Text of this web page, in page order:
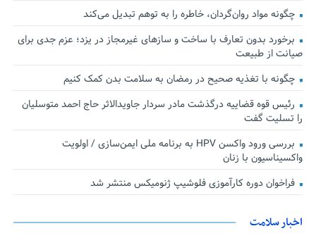
چگونه مواد روان‌گردان، خاطره را به توهم تبدیل می‌کند
برخورد بدون تعارف با ساخت‌ و سازهای غیرمجاز در یزد؛ عزم جدی برای
صیانت از طبیعت
چگونه با تغذیه صحیح در رمضان به سلامت بدن کمک کنیم
رئیس قوه قضاییه درگذشت مادر سردار جاویدالاثر حاج احمد متوسلیان
را تسلیت گفت
بررسی ورود واکسن HPV به برنامه ملی ایمن‌سازی / اولویت
واکسیناسیون با زنان
فراخوان دوره کارآموزی فلوشیپ ژنومیکس منتشر شد
اخبار سلامت